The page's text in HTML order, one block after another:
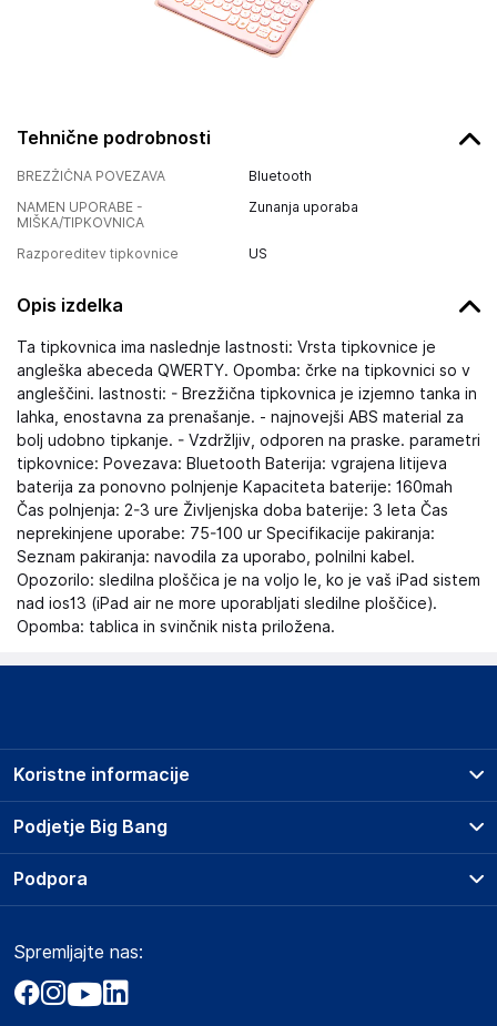
Tehnične podrobnosti
BREZŽIČNA POVEZAVA
Bluetooth
NAMEN UPORABE -
MIŠKA/TIPKOVNICA
Zunanja uporaba
Razporeditev tipkovnice US
Opis izdelka
Ta tipkovnica ima naslednje lastnosti: Vrsta tipkovnice je
angleška abeceda QWERTY. Opomba: črke na tipkovnici so v
angleščini. lastnosti: - Brezžična tipkovnica je izjemno tanka in
lahka, enostavna za prenašanje. - najnovejši ABS material za
bolj udobno tipkanje. - Vzdržljiv, odporen na praske. parametri
tipkovnice: Povezava: Bluetooth Baterija: vgrajena litijeva
baterija za ponovno polnjenje Kapaciteta baterije: 160mah
Čas polnjenja: 2-3 ure Življenjska doba baterije: 3 leta Čas
neprekinjene uporabe: 75-100 ur Specifikacije pakiranja:
Seznam pakiranja: navodila za uporabo, polnilni kabel.
Opozorilo: sledilna ploščica je na voljo le, ko je vaš iPad sistem
nad ios13 (iPad air ne more uporabljati sledilne ploščice).
Opomba: tablica in svinčnik nista priložena.
Podjetje Big Bang
O podjetju
Obvestila za javnost
Akt o digitalnih storitvah
Koristne informacije
Prodajna mesta
Storitve
Dostava, vnos in odvoz
Zavarovanje izdelkov
Podpora
Marketplace
Kako oddati naročilo?
Spremljajte nas: